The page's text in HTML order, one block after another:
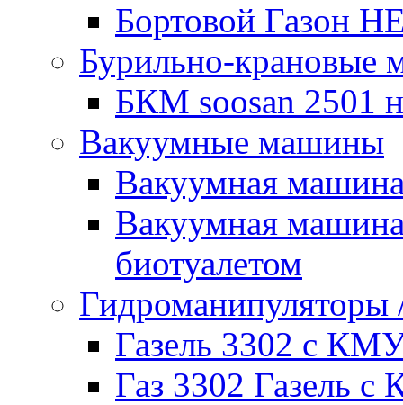
Бортовой Газон
Бурильно-крановые
БКМ soosan 2501
Вакуумные машины
Вакуумная
Вакуумная
биотуалетом
Газель 3302 с
Газ 3302 Газель